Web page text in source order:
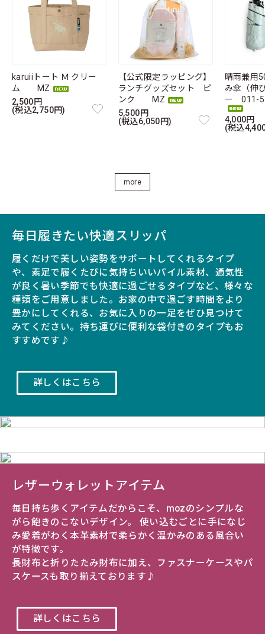
moz Swedenオンラインストアにはプレゼントにも最
適なアイテムが勢ぞろい。
詳しい商品情報や、北欧のライフスタイルをもっと知
りたい方はコラム一覧ページをぜひご覧ください！
2025/04/22
公式オンラインストアオープン記念 5,000円以
色使いがおしゃれなショルダー付きバッグです。
※先着500名様（無くなり次第終了）
moz Sweden 日本公式オンラインストアオー
プン！
☆
moz Swedenの日本公式オンラインストアがオープン
しました！
オープンを記念して、新規会員登録（無料）とメルマガ
登録をいただいた方にもれなく20％OFFクーポンをプレ
ゼントいたします。
karuiiトート Ｍ クリー
ム MZ
2,500円
(税込2,750円)
【公式限定ラッピング】
ランチグッズセット ピ
ンク MZ
5,500円
(税込6,050円)
晴雨兼用
み傘（伸
ー 011-
4,000円
(税込
more
毎日履きたい快適スリッパ
履くだけで美しい姿勢をサポートしてくれるタイプ
や、素足で履くたびに気持ちいいパイル素材、通気性
が良く暑い季節でも快適に過ごせるタイプなど、様々な
種類をご用意しました。お家の中で過ごす時間をより
豊かにしてくれる、お気に入りの一足をぜひ見つけて
みてください。持ち運びに便利な袋付きのタイプもお
すすめです♪
詳しくはこちら
レザーウォレットアイテム
毎日持ち歩くアイテムだからこそ、mozのシンプルな
がら飽きのこないデザイン。 使い込むごとに手になじ
み愛着がわく本革素材で柔らかく温かみのある風合い
が特徴です。
長財布と折りたたみ財布に加え、ファスナーケースやパ
スケースも取り揃えております♪
詳しくはこちら